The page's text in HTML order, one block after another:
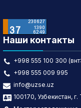
Наши контакты
+998 555 100 300
+998 555 009 995
info@uzse.uz
100170, Узбекистан,